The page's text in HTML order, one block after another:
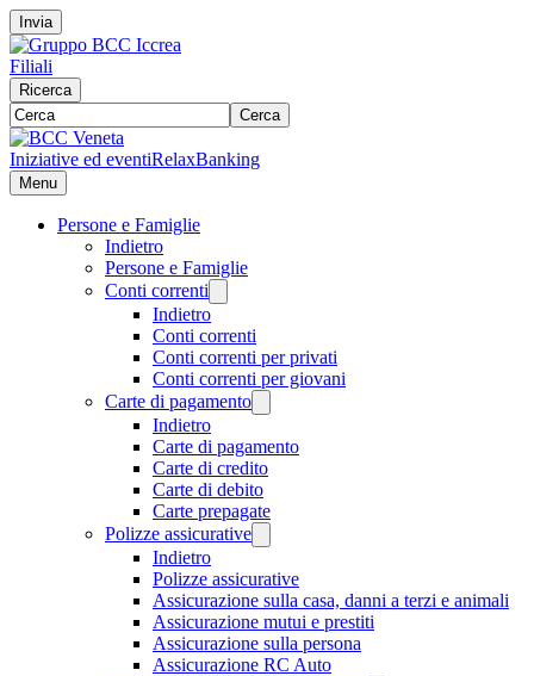
Invia
Filiali
Ricerca
Cerca
Iniziative ed eventiRelaxBanking
Menu
Persone e Famiglie
Indietro
Persone e Famiglie
Conti correnti
Indietro
Conti correnti
Conti correnti per privati
Conti correnti per giovani
Carte di pagamento
Indietro
Carte di pagamento
Carte di credito
Carte di debito
Carte prepagate
Polizze assicurative
Indietro
Polizze assicurative
Assicurazione sulla casa, danni a terzi e animali
Assicurazione mutui e prestiti
Assicurazione sulla persona
Assicurazione RC Auto